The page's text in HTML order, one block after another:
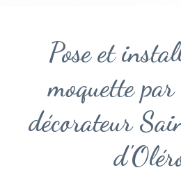
Pose et
moquette
décorateur